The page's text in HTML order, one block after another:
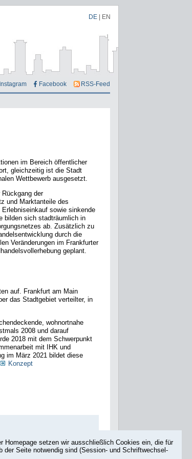
DE EN
Instagram Facebook RSS-Feed
im Bereich öffentlicher
gleichzeitig ist die Stadt
Wettbewerb ausgesetzt.
der
und Marktanteile des
sowie sinkende
bilden sich stadträumlich in
ab. Zusätzlich zu
durch die
Veränderungen im Frankfurter
geplant.
auf. Frankfurt am Main
das Stadtgebiet verteilter, in
wohnortnahe
2008 und darauf
2018 mit dem Schwerpunkt
mit IHK und
im März 2021 bildet diese
Konzept
Homepage setzen wir ausschließlich Cookies ein, die für
der Seite notwendig sind (Session- und Schriftwechsel-